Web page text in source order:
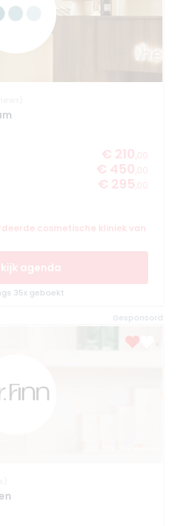
€ 210 ,00
€ 450 ,00
€ 295 ,00
cosmetische kliniek van
agenda
35x geboekt
Gesponsord